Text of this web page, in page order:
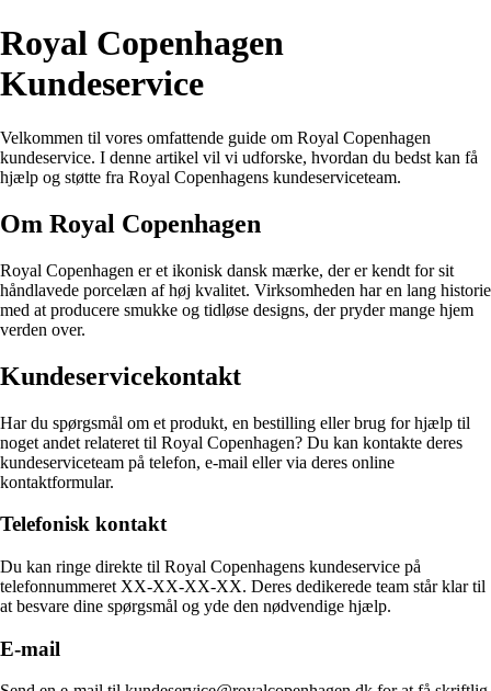
Royal Copenhagen
Kundeservice
Velkommen til vores omfattende guide om Royal Copenhagen
kundeservice. I denne artikel vil vi udforske, hvordan du bedst kan få
hjælp og støtte fra Royal Copenhagens kundeserviceteam.
Om Royal Copenhagen
Royal Copenhagen er et ikonisk dansk mærke, der er kendt for sit
håndlavede porcelæn af høj kvalitet. Virksomheden har en lang historie
med at producere smukke og tidløse designs, der pryder mange hjem
verden over.
Kundeservicekontakt
Har du spørgsmål om et produkt, en bestilling eller brug for hjælp til
noget andet relateret til Royal Copenhagen? Du kan kontakte deres
kundeserviceteam på telefon, e-mail eller via deres online
kontaktformular.
Telefonisk kontakt
Du kan ringe direkte til Royal Copenhagens kundeservice på
telefonnummeret XX-XX-XX-XX. Deres dedikerede team står klar til
at besvare dine spørgsmål og yde den nødvendige hjælp.
E-mail